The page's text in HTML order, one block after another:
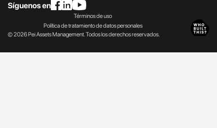
Síguenos en
Términos de uso
Política de tratamiento de datos personales
© 2026 Pei Assets Management. Todos los derechos reservados.